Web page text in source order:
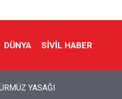
DÜNYA SIVIL HABER
TOSLADI